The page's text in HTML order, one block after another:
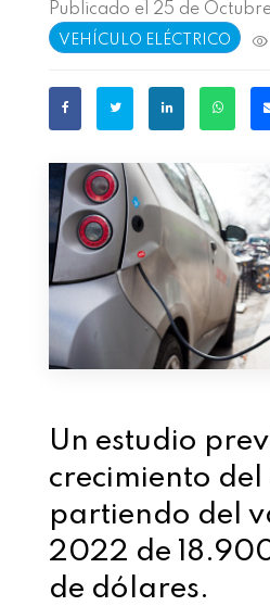
Publicado el 25 de
VEHÍCULO ELÉCTRICO
Un estudio
crecimiento del
partiendo del
2022 de
de dólares.